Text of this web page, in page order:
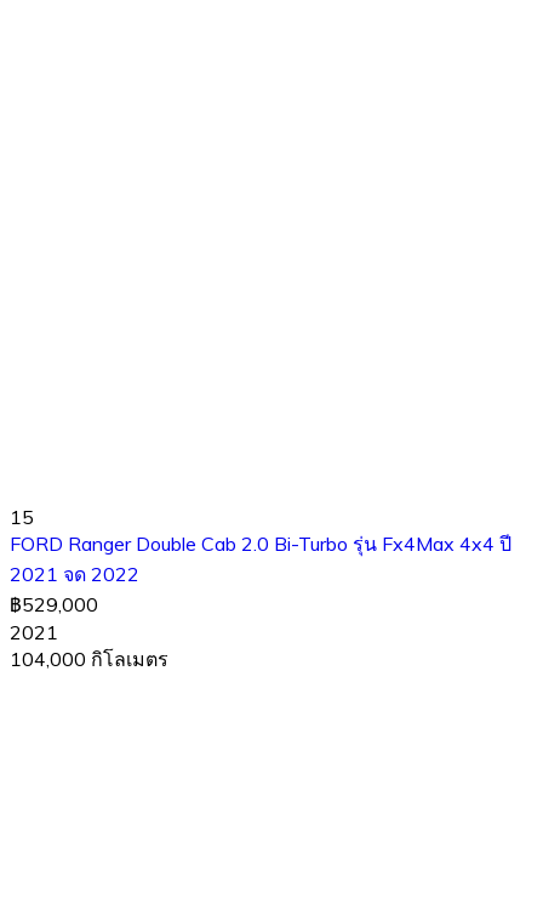
15
FORD Ranger Double Cab 2.0 Bi-Turbo ​รุ่น​ Fx4​Max 4x4 ปี
2021 จด 2022
฿529,000
2021
104,000 กิโลเมตร